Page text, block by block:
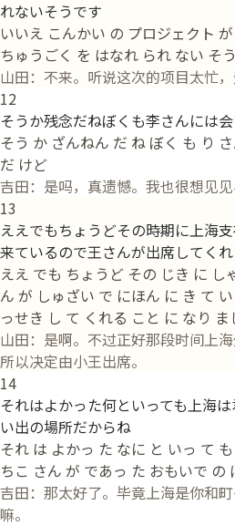
れないそうです
いいえ こんかい の プロジェクト
ちゅうごく を はなれ られ ない そ
山田：不来。听说这次的项目太忙
12
そうか残念だねぼくも李さんには
そう か ざんねん だ ね ぼく も り
だ けど
吉田：是吗，真遗憾。我也很想见见
13
ええでもちょうどその時期に上海
来ているので王さんが出席してく
ええ でも ちょうど その じき に し
ん が しゅざい で にほん に き て
っせき し て くれる こと に なり ま
山田：是啊。不过正好那段时间上
所以决定由小王出席。
14
それはよかった何といっても上海
い出の場所だからね
それ は よかっ た なに と いっ て
ちこ さん が であっ た おもいで の
吉田：那太好了。毕竟上海是你和
嘛。